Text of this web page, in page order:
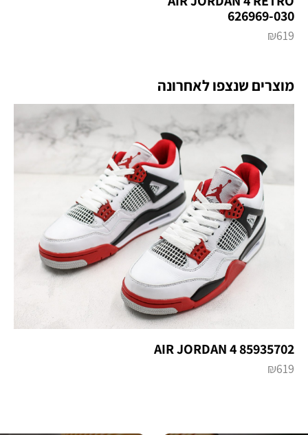
626969-030
₪619
מוצרים שנצפו לאחרונה
AIR JORDAN 4 85935702
₪619